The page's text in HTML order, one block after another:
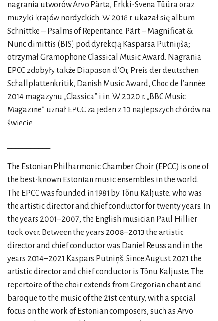
nagrania utworów Arvo Pärta, Erkki-Svena Tüüra oraz
muzyki krajów nordyckich. W 2018 r. ukazał się album
Schnittke – Psalms of Repentance. Pärt – Magnificat &
Nunc dimittis (BIS) pod dyrekcją Kasparsa Putniņša;
otrzymał Gramophone Classical Music Award. Nagrania
EPCC zdobyły także Diapason d’Or, Preis der deutschen
Schallplattenkritik, Danish Music Award, Choc de l’année
2014 magazynu „Classica” i in. W 2020 r. „BBC Music
Magazine” uznał EPCC za jeden z 10 najlepszych chórów na
świecie.
The Estonian Philharmonic Chamber Choir (EPCC) is one of
the best-known Estonian music ensembles in the world.
The EPCC was founded in 1981 by Tõnu Kaljuste, who was
the artistic director and chief conductor for twenty years. In
the years 2001–2007, the English musician Paul Hillier
took over. Between the years 2008–2013 the artistic
director and chief conductor was Daniel Reuss and in the
years 2014–2021 Kaspars Putniņš. Since August 2021 the
artistic director and chief conductor is Tõnu Kaljuste. The
repertoire of the choir extends from Gregorian chant and
baroque to the music of the 21st century, with a special
focus on the work of Estonian composers, such as Arvo